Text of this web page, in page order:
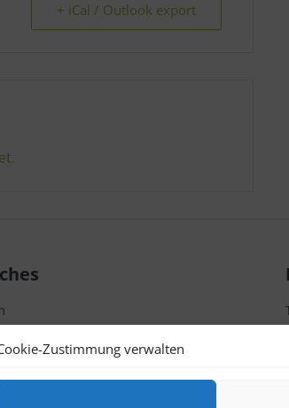
Zustimmung verwalten
+ iCal / Outlook export